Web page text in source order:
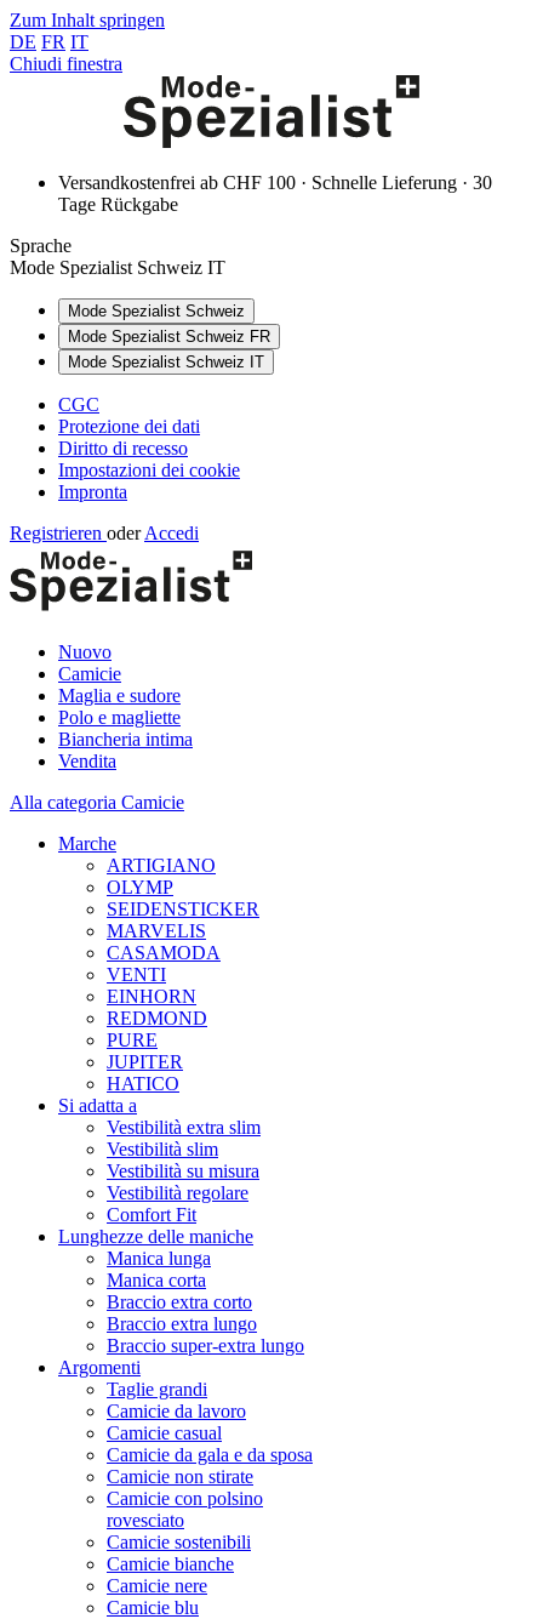
Zum Inhalt springen
DE FR IT
Chiudi finestra
Versandkostenfrei ab CHF 100 · Schnelle Lieferung · 30
Tage Rückgabe
Sprache
Mode Spezialist Schweiz IT
Mode Spezialist Schweiz
Mode Spezialist Schweiz FR
Mode Spezialist Schweiz IT
CGC
Protezione dei dati
Diritto di recesso
Impostazioni dei cookie
Impronta
Registrieren oder Accedi
Nuovo
Camicie
Maglia e sudore
Polo e magliette
Biancheria intima
Vendita
Alla categoria Camicie
Marche
ARTIGIANO
OLYMP
SEIDENSTICKER
MARVELIS
CASAMODA
VENTI
EINHORN
REDMOND
PURE
JUPITER
HATICO
Si adatta a
Vestibilità extra slim
Vestibilità slim
Vestibilità su misura
Vestibilità regolare
Comfort Fit
Lunghezze delle maniche
Manica lunga
Manica corta
Braccio extra corto
Braccio extra lungo
Braccio super-extra lungo
Argomenti
Taglie grandi
Camicie da lavoro
Camicie casual
Camicie da gala e da sposa
Camicie non stirate
Camicie con polsino
rovesciato
Camicie sostenibili
Camicie bianche
Camicie nere
Camicie blu